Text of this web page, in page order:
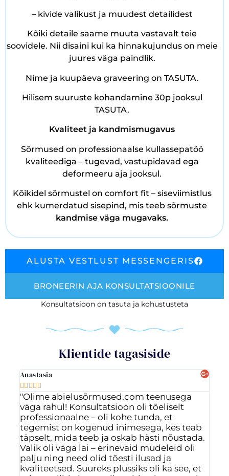
– kivide valikust ja muudest detailidest
Kõiki detaile saame muuta vastavalt teie
soovidele. Nii disaini kui ka hinnakujundus on meie
juures väga paindlik.
Nime ja kuupäeva graveering on TASUTA.
Hilisem suuruste kohandamine 30p jooksul
TASUTA.
Kvaliteet ja kandmismugavus
Sõrmused on professionaalse kullassepatöö
kvaliteediga – tugevad, vastupidavad ega
deformeeru aja jooksul.
Kõikidel sõrmustel on comfort fit – siseviimistlus
ehk kumerdatud sisepind, mis teeb sõrmuste
kandmise väga mugavaks.
ALUSTA VESTLUST MESSENGERIS
BRONEERIN AJA KONSULTATSIOONILE
Konsultatsioon on tasuta ja kohustusteta
Klientide tagasiside
Anastasia
    
"Olime abielusõrmused.com teenusega
väga rahul! Konsultatsioon oli tõeliselt
professionaalne – oli kohe tunda, et
tegemist on kogenud inimesega, kes teab
täpselt, mida teeb ja oskab hästi nõustada.
Valik oli väga lai – erinevaid mudeleid oli
palju ning need olid tõesti ilusad ja
kvaliteetsed. Suureks plussiks oli ka see, et